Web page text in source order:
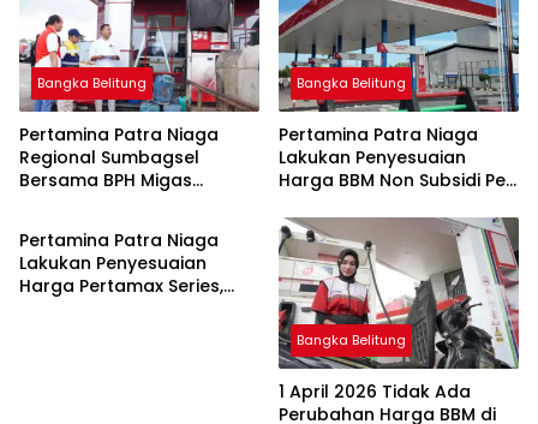
Bangka Belitung
Pertamina Patra Niaga
Regional Sumbagsel
Bersama BPH Migas
bagi Nelayan melalui
Aplikasi XSTAR
Bangka Belitung
Pertamina Patra Niaga
Lakukan Penyesuaian
Harga BBM Non Subsidi Per
Bangka Belitung
Pertamina Patra Niaga
Lakukan Penyesuaian
Harga Pertamax Series,
Bangka Belitung
1 April 2026 Tidak Ada
Perubahan Harga BBM di